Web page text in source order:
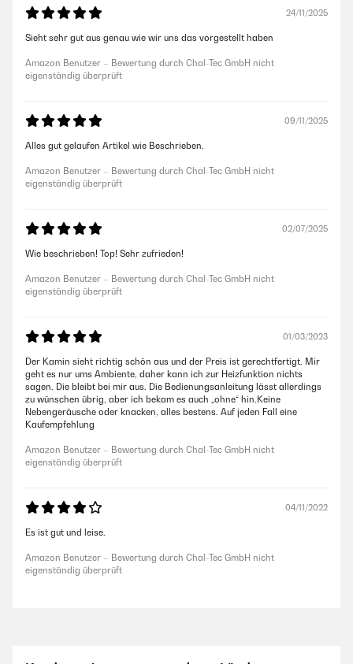
24/11/2025
Sieht sehr gut aus genau wie wir uns das vorgestellt haben
Amazon Benutzer – Bewertung durch Chal-Tec GmbH nicht
eigenständig überprüft
09/11/2025
Alles gut gelaufen Artikel wie Beschrieben.
Amazon Benutzer – Bewertung durch Chal-Tec GmbH nicht
eigenständig überprüft
02/07/2025
Wie beschrieben! Top! Sehr zufrieden!
Amazon Benutzer – Bewertung durch Chal-Tec GmbH nicht
eigenständig überprüft
01/03/2023
Der Kamin sieht richtig schön aus und der Preis ist gerechtfertigt. Mir
geht es nur ums Ambiente, daher kann ich zur Heizfunktion nichts
sagen. Die bleibt bei mir aus. Die Bedienungsanleitung lässt allerdings
zu wünschen übrig, aber ich bekam es auch „ohne“ hin.Keine
Nebengeräusche oder knacken, alles bestens. Auf jeden Fall eine
Kaufempfehlung
Amazon Benutzer – Bewertung durch Chal-Tec GmbH nicht
eigenständig überprüft
04/11/2022
Es ist gut und leise.
Amazon Benutzer – Bewertung durch Chal-Tec GmbH nicht
eigenständig überprüft